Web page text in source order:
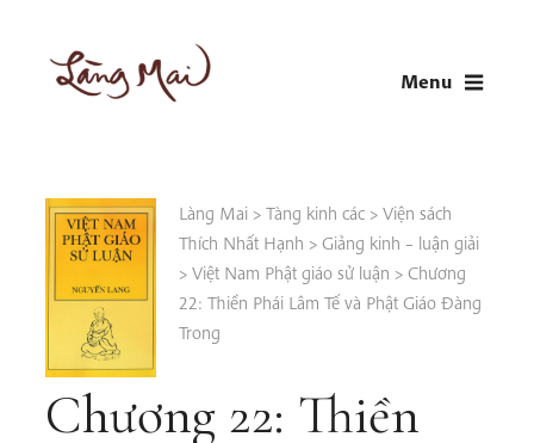
content
Menu
Làng Mai> Tàng kinh các> Viện sách
Thích Nhất Hạnh > Giảng kinh – luận giải
> Việt Nam Phật giáo sử luận > Chương
22: Thiền Phái Lâm Tế và Phật Giáo Đàng
Trong
Chương 22: Thiền